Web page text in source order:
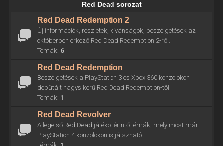
Red Dead sorozat
Red Dead Redemption 2
Új információk, részletek, kívánságok, beszélgetések az
októberben érkező Red Dead Redemption 2-ről.
Témák: 6
Red Dead Redemption
Beszélgetések a PlayStation 3 és Xbox 360 konzolokon
debütált nagysikerű Red Dead Redemption-től.
Témák: 1
Red Dead Revolver
A legelső Red Dead játékot érintő témák, mely most már
PlayStation 4 konzolokon is játszható.